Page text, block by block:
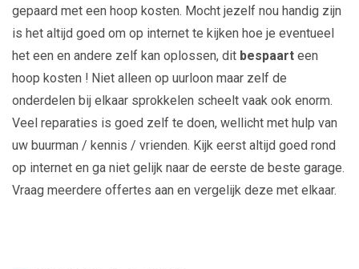
gepaard met een hoop kosten. Mocht jezelf nou handig zijn
is het altijd goed om op internet te kijken hoe je eventueel
het een en andere zelf kan oplossen, dit bespaart een
hoop kosten ! Niet alleen op uurloon maar zelf de
onderdelen bij elkaar sprokkelen scheelt vaak ook enorm.
Veel reparaties is goed zelf te doen, wellicht met hulp van
uw buurman / kennis / vrienden. Kijk eerst altijd goed rond
op internet en ga niet gelijk naar de eerste de beste garage.
Vraag meerdere offertes aan en vergelijk deze met elkaar.